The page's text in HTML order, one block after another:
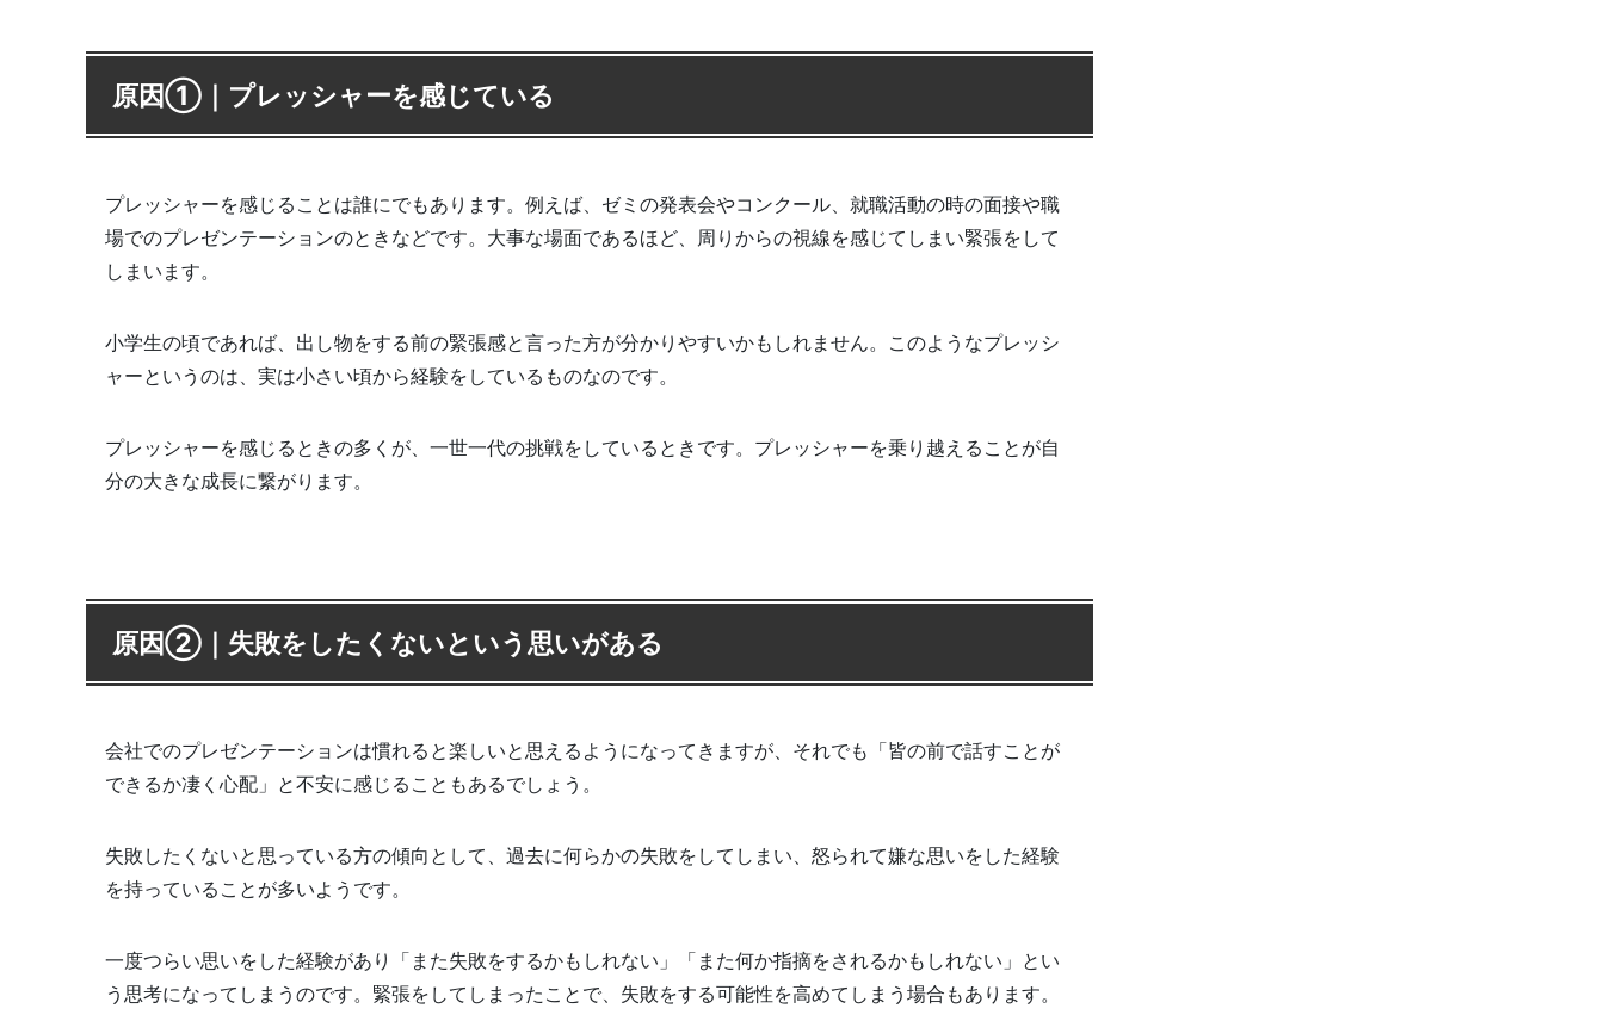
原因①｜プレッシャーを感じている
プレッシャーを感じることは誰にでもあります。例えば、ゼミの発表会やコンクール、就職活動の時の面接や職
場でのプレゼンテーションのときなどです。大事な場面であるほど、周りからの視線を感じてしまい緊張をして
しまいます。
小学生の頃であれば、出し物をする前の緊張感と言った方が分かりやすいかもしれません。このようなプレッシ
ャーというのは、実は小さい頃から経験をしているものなのです。
プレッシャーを感じるときの多くが、一世一代の挑戦をしているときです。プレッシャーを乗り越えることが自
分の大きな成長に繋がります。
原因②｜失敗をしたくないという思いがある
会社でのプレゼンテーションは慣れると楽しいと思えるようになってきますが、それでも「皆の前で話すことが
できるか凄く心配」と不安に感じることもあるでしょう。
失敗したくないと思っている方の傾向として、過去に何らかの失敗をしてしまい、怒られて嫌な思いをした経験
を持っていることが多いようです。
一度つらい思いをした経験があり「また失敗をするかもしれない」「また何か指摘をされるかもしれない」とい
う思考になってしまうのです。緊張をしてしまったことで、失敗をする可能性を高めてしまう場合もあります。